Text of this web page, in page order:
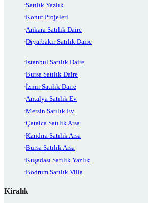
Satılık Yazlık
Konut Projeleri
Ankara Satılık Daire
Diyarbakır Satılık Daire
İstanbul Satılık Daire
Bursa Satılık Daire
İzmir Satılık Daire
Antalya Satılık Ev
Mersin Satılık Ev
Çatalca Satılık Arsa
Kandıra Satılık Arsa
Bursa Satılık Arsa
Kuşadası Satılık Yazlık
Bodrum Satılık Villa
Kiralık